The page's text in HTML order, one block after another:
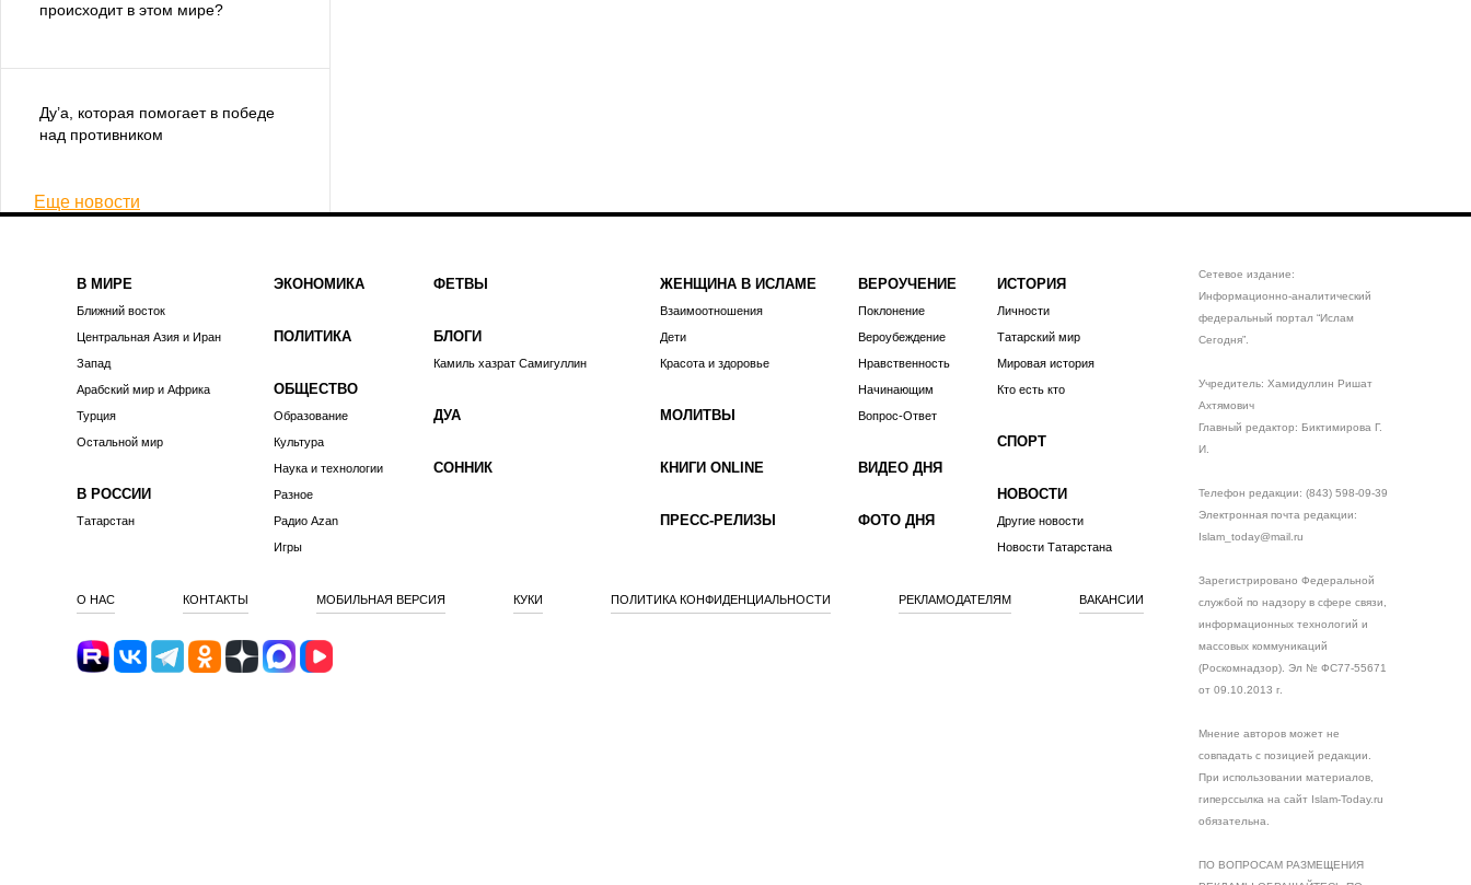
происходит в этом мире?
Ду’а, которая помогает в победе
над противником
Еще новости
В МИРЕ
Ближний восток
Центральная Азия и Иран
Запад
Арабский мир и Африка
Турция
Остальной мир
В РОССИИ
Татарстан
ЭКОНОМИКА
ПОЛИТИКА
ОБЩЕСТВО
Образование
Культура
Наука и технологии
Разное
Радио Azan
Игры
ФЕТВЫ
БЛОГИ
Камиль хазрат Самигуллин
ДУА
СОННИК
ЖЕНЩИНА В ИСЛАМЕ
Взаимоотношения
Дети
Красота и здоровье
МОЛИТВЫ
КНИГИ ONLINE
ПРЕСС-РЕЛИЗЫ
ВЕРОУЧЕНИЕ
Поклонение
Вероубеждение
Нравственность
Начинающим
Вопрос-Ответ
ВИДЕО ДНЯ
ФОТО ДНЯ
ИСТОРИЯ
Личности
Татарский мир
Мировая история
Кто есть кто
СПОРТ
НОВОСТИ
Другие новости
Новости Татарстана
О НАС КОНТАКТЫ МОБИЛЬНАЯ ВЕРСИЯ КУКИ ПОЛИТИКА КОНФИДЕНЦИАЛЬНОСТИ РЕКЛАМОДАТЕЛЯМ ВАКАНСИИ
Сетевое издание:
Информационно-аналитический
федеральный портал “Ислам
Сегодня”.
Учредитель: Хамидуллин Ришат
Ахтямович
Главный редактор: Биктимирова Г.
И.
Телефон редакции: (843) 598-09-39
Электронная почта редакции:
Islam_today@mail.ru
Зарегистрировано Федеральной
службой по надзору в сфере связи,
информационных технологий и
массовых коммуникаций
(Роскомнадзор). Эл № ФС77-55671
от 09.10.2013 г.
Мнение авторов может не
совпадать с позицией редакции.
При использовании материалов,
гиперссылка на сайт Islam-Today.ru
обязательна.
ПО ВОПРОСАМ РАЗМЕЩЕНИЯ